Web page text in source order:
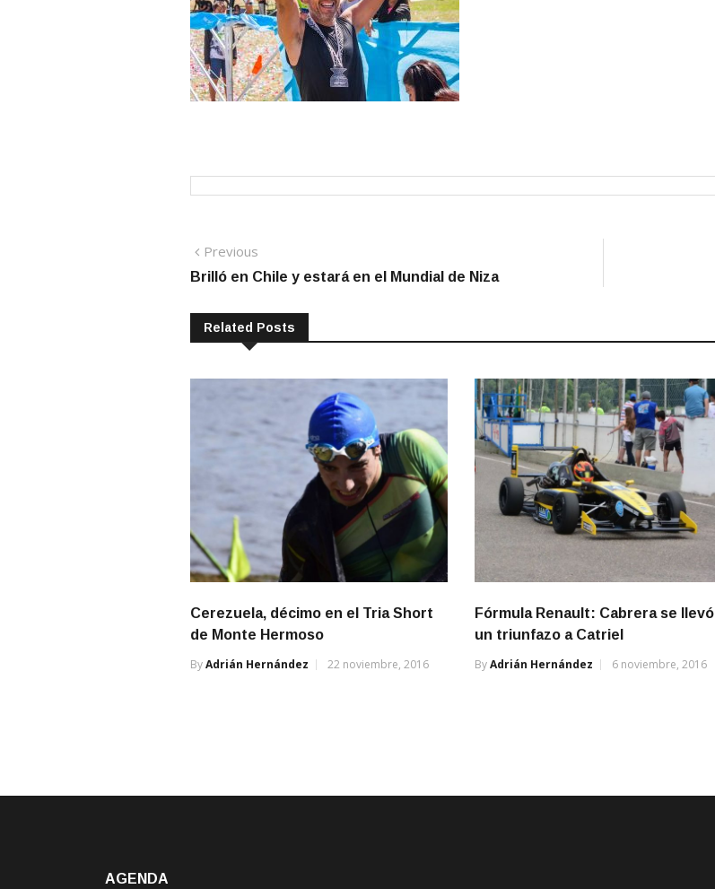
Navegación
de
entradas
Previous
post:
Brilló en Chile y estará en el Mundial de Niza
Related Posts
Cerezuela, décimo en el Tria Short
de Monte Hermoso
ByAdrián Hernández 22 noviembre, 2016
Fórmula Renault: Cabrera se llevó
un triunfazo a Catriel
ByAdrián Hernández
6 noviembre, 2016
AGENDA